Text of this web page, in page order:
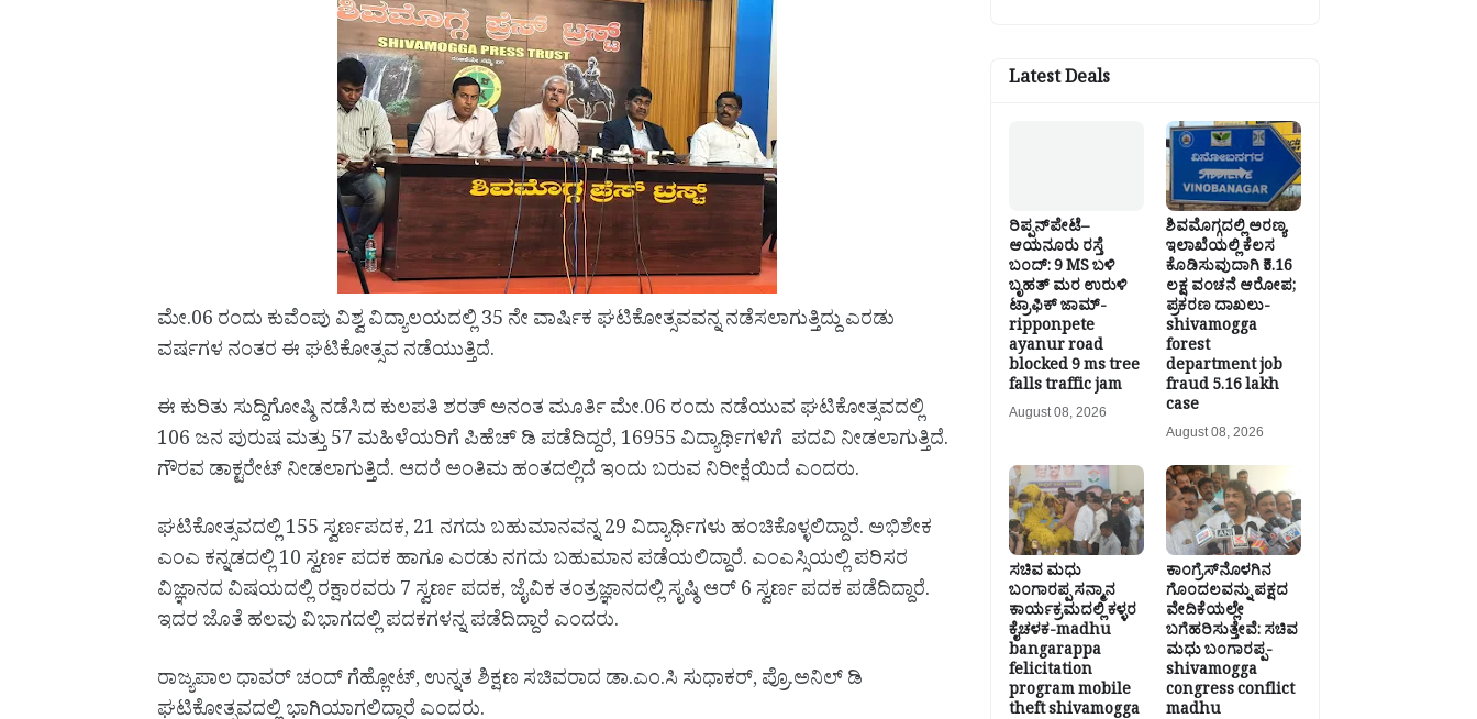
ಮೇ.06 ರಂದು ಕುವೆಂಪು ವಿಶ್ವ ವಿದ್ಯಾಲಯದಲ್ಲಿ 35 ನೇ ವಾರ್ಷಿಕ ಘಟಿಕೋತ್ಸವವನ್ನ ನಡೆಸಲಾಗುತ್ತಿದ್ದು ಎರಡು
ವರ್ಷಗಳ ನಂತರ ಈ ಘಟಿಕೋತ್ಸವ ನಡೆಯುತ್ತಿದೆ.
ಈ ಕುರಿತು ಸುದ್ದಿಗೋಷ್ಠಿ ನಡೆಸಿದ ಕುಲಪತಿ ಶರತ್ ಅನಂತ ಮೂರ್ತಿ ಮೇ.06 ರಂದು ನಡೆಯುವ ಘಟಿಕೋತ್ಸವದಲ್ಲಿ
106 ಜನ ಪುರುಷ ಮತ್ತು 57 ಮಹಿಳೆಯರಿಗೆ ಪಿಹೆಚ್ ಡಿ ಪಡೆದಿದ್ದರೆ, 16955 ವಿದ್ಯಾರ್ಥಿಗಳಿಗೆ ಪದವಿ ನೀಡಲಾಗುತ್ತಿದೆ.
ಗೌರವ ಡಾಕ್ಟರೇಟ್ ನೀಡಲಾಗುತ್ತಿದೆ. ಆದರೆ ಅಂತಿಮ ಹಂತದಲ್ಲಿದೆ ಇಂದು ಬರುವ ನಿರೀಕ್ಷೆಯಿದೆ ಎಂದರು.
ಘಟಿಕೋತ್ಸವದಲ್ಲಿ 155 ಸ್ವರ್ಣಪದಕ, 21 ನಗದು ಬಹುಮಾನವನ್ನ 29 ವಿದ್ಯಾರ್ಥಿಗಳು ಹಂಚಿಕೊಳ್ಳಲಿದ್ದಾರೆ. ಅಭಿಶೇಕ
ಎಂಎ ಕನ್ನಡದಲ್ಲಿ 10 ಸ್ವರ್ಣ ಪದಕ ಹಾಗೂ ಎರಡು ನಗದು ಬಹುಮಾನ ಪಡೆಯಲಿದ್ದಾರೆ. ಎಂಎಸ್ಸಿಯಲ್ಲಿ ಪರಿಸರ
ವಿಜ್ಞಾನದ ವಿಷಯದಲ್ಲಿ ರಕ್ಷಾರವರು 7 ಸ್ವರ್ಣ ಪದಕ, ಜೈವಿಕ ತಂತ್ರಜ್ಞಾನದಲ್ಲಿ ಸೃಷ್ಠಿ ಆರ್ 6 ಸ್ವರ್ಣ ಪದಕ ಪಡೆದಿದ್ದಾರೆ.
ಇದರ ಜೊತೆ ಹಲವು ವಿಭಾಗದಲ್ಲಿ ಪದಕಗಳನ್ನ ಪಡೆದಿದ್ದಾರೆ ಎಂದರು.
ರಾಜ್ಯಪಾಲ ಧಾವರ್ ಚಂದ್ ಗೆಹ್ಲೋಟ್, ಉನ್ನತ ಶಿಕ್ಷಣ ಸಚಿವರಾದ ಡಾ.ಎಂ.ಸಿ ಸುಧಾಕರ್, ಪ್ರೊ.ಅನಿಲ್ ಡಿ
ಘಟಿಕೋತ್ಸವದಲ್ಲಿ ಭಾಗಿಯಾಗಲಿದ್ದಾರೆ ಎಂದರು.
Latest Deals
ರಿಪ್ಪನ್‌ಪೇಟೆ–
ಆಯನೂರು ರಸ್ತೆ
ಬಂದ್: 9 MS ಬಳಿ
ಬೃಹತ್ ಮರ ಉರುಳಿ
ಟ್ರಾಫಿಕ್ ಜಾಮ್-
ripponpete
ayanur road
blocked 9 ms tree
falls traffic jam
August 08, 2026
ಶಿವಮೊಗ್ಗದಲ್ಲಿ ಅರಣ್ಯ
ಇಲಾಖೆಯಲ್ಲಿ ಕೆಲಸ
ಕೊಡಿಸುವುದಾಗಿ ₹5.16
ಲಕ್ಷ ವಂಚನೆ ಆರೋಪ;
ಪ್ರಕರಣ ದಾಖಲು-
shivamogga
forest
department job
fraud 5.16 lakh
case
August 08, 2026
ಸಚಿವ ಮಧು
ಬಂಗಾರಪ್ಪ ಸನ್ಮಾನ
ಕಾರ್ಯಕ್ರಮದಲ್ಲಿ ಕಳ್ಳರ
ಕೈಚಳಕ-madhu
bangarappa
felicitation
program mobile
theft shivamogga
ಕಾಂಗ್ರೆಸ್‌ನೊಳಗಿನ
ಗೊಂದಲವನ್ನು ಪಕ್ಷದ
ವೇದಿಕೆಯಲ್ಲೇ
ಬಗೆಹರಿಸುತ್ತೇವೆ: ಸಚಿವ
ಮಧು ಬಂಗಾರಪ್ಪ-
shivamogga
congress conflict
madhu